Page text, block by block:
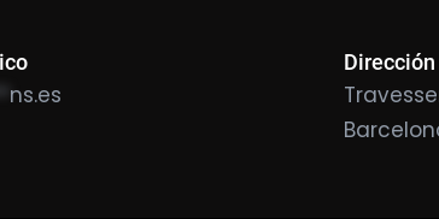
ns.es
Dirección